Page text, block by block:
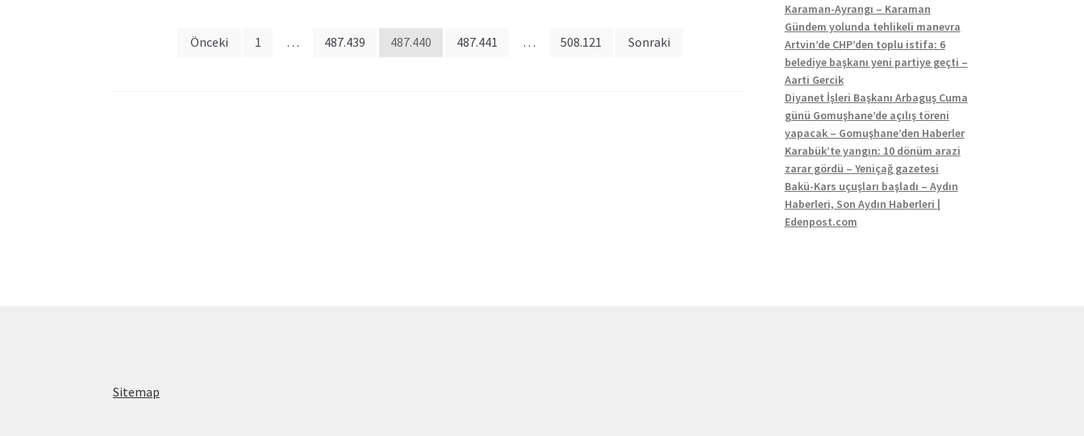
Önceki 1 … 487.439 487.440 487.441 … 508.121 Sonraki
Karaman-Ayrangı – Karaman
Gündem yolunda tehlikeli manevra
Artvin’de CHP’den toplu istifa: 6
belediye başkanı yeni partiye geçti –
Aarti Gercik
Diyanet İşleri Başkanı Arbaguş Cuma
günü Gomuşhane’de açılış töreni
yapacak – Gomuşhane’den Haberler
Karabük’te yangın: 10 dönüm arazi
zarar gördü – Yeniçağ gazetesi
Bakü-Kars uçuşları başladı – Aydın
Haberleri, Son Aydın Haberleri |
Edenpost.com
Sitemap